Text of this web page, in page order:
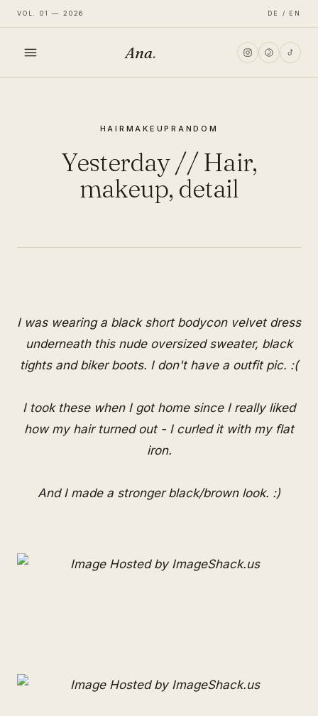
VOL. 01 — 2026 DE / EN
Ana.
HAIR MAKEUP RANDOM
Yesterday // Hair,
makeup, detail
I was wearing a black short bodycon velvet dress
underneath this nude oversized sweater, black
tights and biker boots. I don't have a outfit pic. :(
I took these when I got home since I really liked
how my hair turned out - I curled it with my flat
iron.
And I made a stronger black/brown look. :)